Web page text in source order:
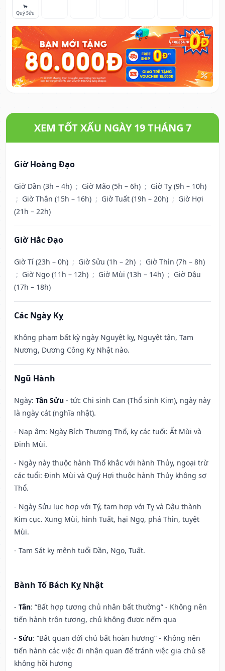
🐂
Quý Sửu
XEM TỐT XẤU NGÀY 19 THÁNG 7
Giờ Hoàng Đạo
Giờ Dần (3h – 4h) ; Giờ Mão (5h – 6h) ; Giờ Tỵ (9h – 10h)
; Giờ Thân (15h – 16h) ; Giờ Tuất (19h – 20h) ; Giờ Hợi
(21h – 22h)
Giờ Hắc Đạo
Giờ Tí (23h – 0h) ; Giờ Sửu (1h – 2h) ; Giờ Thìn (7h – 8h)
; Giờ Ngọ (11h – 12h) ; Giờ Mùi (13h – 14h) ; Giờ Dậu
(17h – 18h)
Các Ngày Kỵ
Không phạm bất kỳ ngày Nguyệt kỵ, Nguyệt tận, Tam
Nương, Dương Công Kỵ Nhật nào.
Ngũ Hành
Ngày: Tân Sửu - tức Chi sinh Can (Thổ sinh Kim), ngày này
là ngày cát (nghĩa nhật).
- Nạp âm: Ngày Bích Thượng Thổ, kỵ các tuổi: Ất Mùi và
Đinh Mùi.
- Ngày này thuộc hành Thổ khắc với hành Thủy, ngoại trừ
các tuổi: Đinh Mùi và Quý Hợi thuộc hành Thủy không sợ
Thổ.
- Ngày Sửu lục hợp với Tý, tam hợp với Tỵ và Dậu thành
Kim cục. Xung Mùi, hình Tuất, hại Ngọ, phá Thìn, tuyệt
Mùi.
- Tam Sát kỵ mệnh tuổi Dần, Ngọ, Tuất.
Bành Tổ Bách Kỵ Nhật
- Tân: “Bất hợp tương chủ nhân bất thường” - Không nên
tiến hành trộn tương, chủ không được nếm qua
- Sửu: “Bất quan đới chủ bất hoàn hương” - Không nên
tiến hành các việc đi nhận quan để tránh việc gia chủ sẽ
không hồi hương